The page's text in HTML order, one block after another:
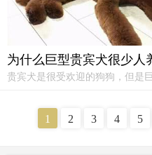
为什么巨型贵宾犬很少人
贵宾犬是很受欢迎的狗狗，但是
很麻烦虽然说巨型贵宾不容易掉
状，容易打结，打理起来比较麻
1 2 3 4 5